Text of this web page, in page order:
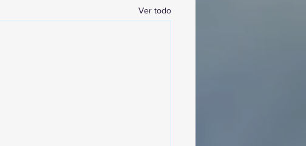
Ver todo